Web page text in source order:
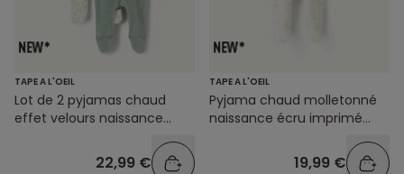
TAPE A L'OEIL
Lot de 2 pyjamas chaud
effet velours naissance
22,99 €
TAPE A L'OEIL
Pyjama chaud molletonné
naissance écru imprimé
19,99 €